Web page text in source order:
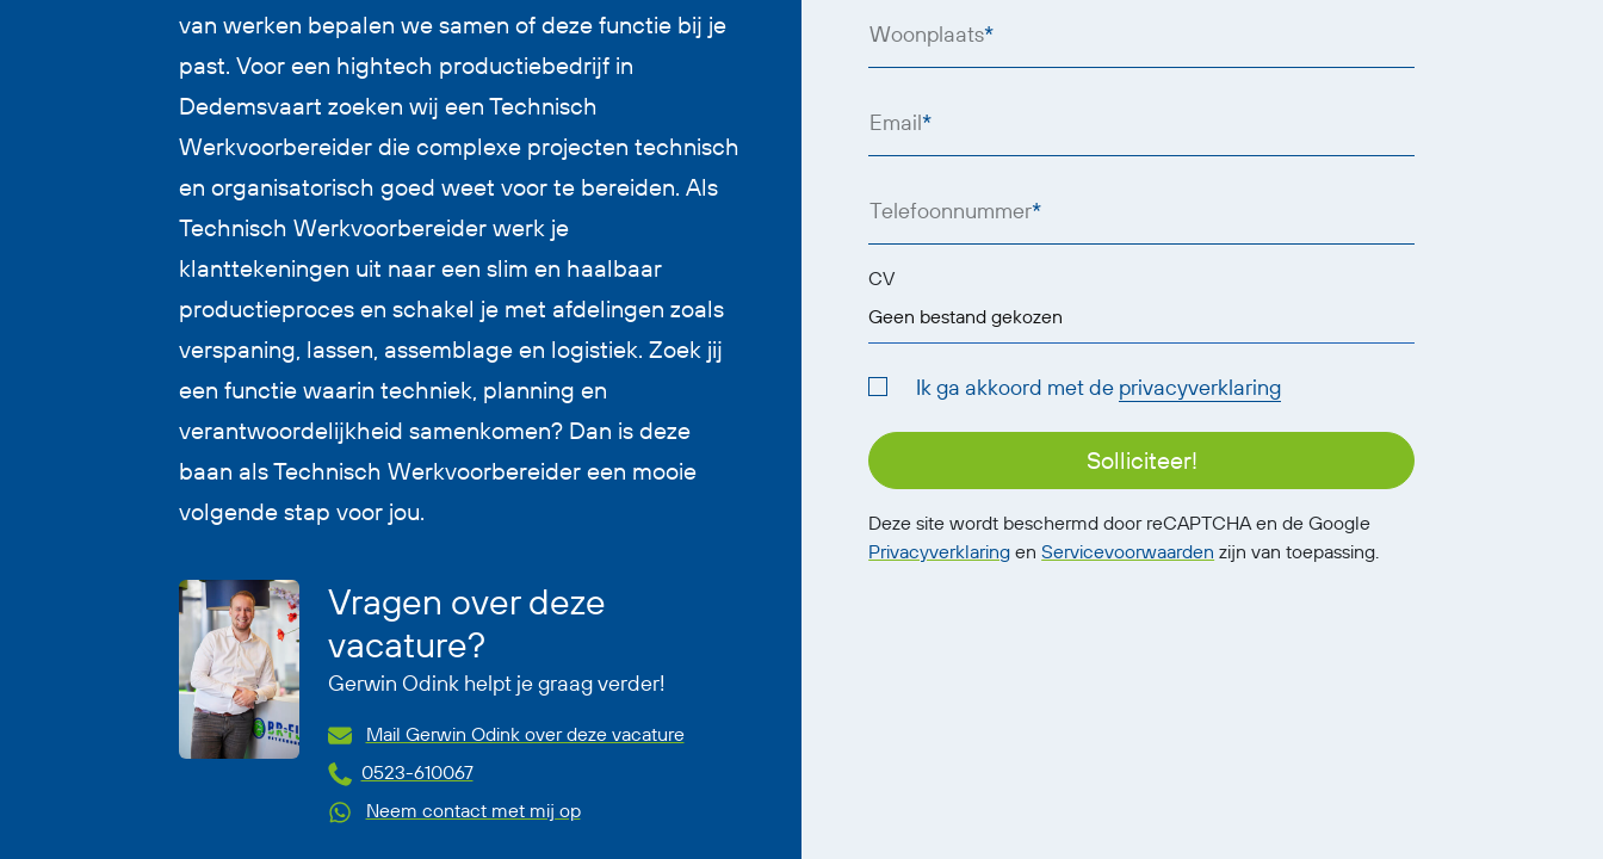
van werken bepalen we samen of deze functie bij je
past. Voor een hightech productiebedrijf in
Dedemsvaart zoeken wij een Technisch
Werkvoorbereider die complexe projecten technisch
en organisatorisch goed weet voor te bereiden. Als
Technisch Werkvoorbereider werk je
klanttekeningen uit naar een slim en haalbaar
productieproces en schakel je met afdelingen zoals
verspaning, lassen, assemblage en logistiek. Zoek jij
een functie waarin techniek, planning en
verantwoordelijkheid samenkomen? Dan is deze
baan als Technisch Werkvoorbereider een mooie
volgende stap voor jou.
Vragen over deze
vacature?
Gerwin Odink helpt je graag verder!
Mail Gerwin Odink over deze vacature
0523-610067
Neem contact met mij op
Woonplaats*
Email*
Telefoonnummer*
CV
Geen bestand gekozen
Ik ga akkoord met de privacyverklaring
Solliciteer!
Deze site wordt beschermd door reCAPTCHA en de Google
Privacyverklaring enServicevoorwaarden zijn van toepassing.